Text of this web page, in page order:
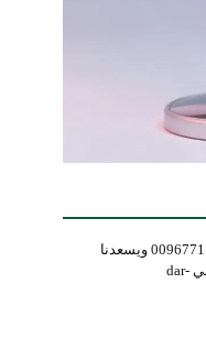
وللتواصل معنا عبر الواتساب: 00967711181351 ويسعدنا
التواصل معكم دائماً عبر البريد الإلكتروني dar-